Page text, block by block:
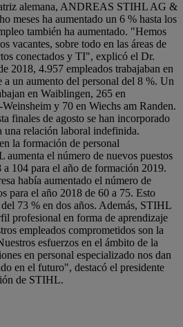
alemana, ANDREAS STIHL AG &
meses ha aumentado un 6 % hasta los
también ha aumentado. "Hemos
vacantes, sobre todo en las áreas de
conectados y TI", explicó el Dr.
2018, 4.957 empleados trabajaban en
a un aumento del personal del 8 %. Un
en Waiblingen, 265 en
y 70 en Wiechs am Randen.
finales de agosto se han incorporado
una relación laboral indefinida.
la formación de personal
el número de nuevos puestos
104 para el año de formación 2019.
había aumentado el número de
para el año 2018 de 60 a 75. Esto
73 % en dos años. Además, STIHL
profesional en forma de aprendizaje
empleados comprometidos son la
esfuerzos en el ámbito de la
en personal especializado nos dan
en el futuro", destacó el presidente
de STIHL.